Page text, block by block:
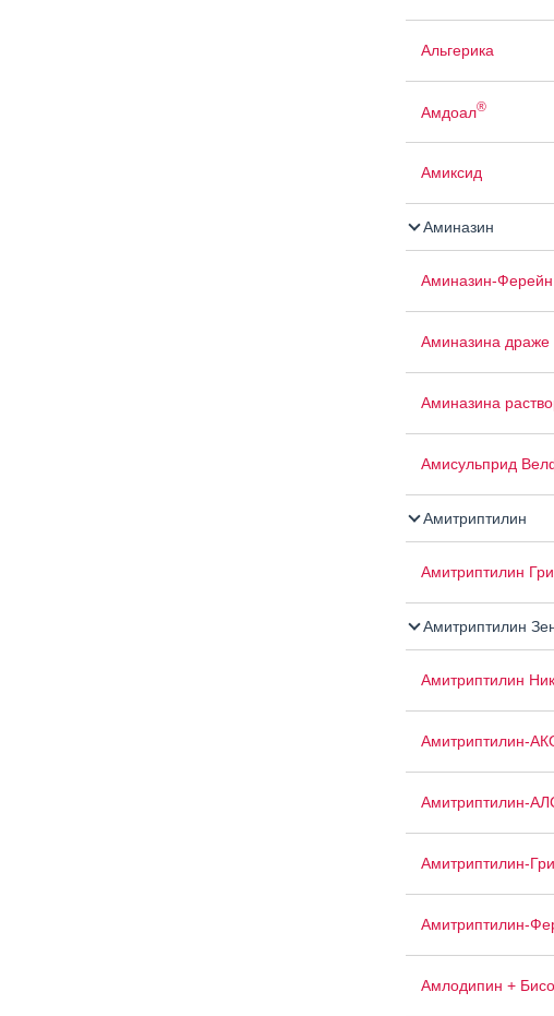
Альгерика
Амдоал®
Амиксид
Аминазин
Аминазин-Ферейн
Аминазина драже
Аминазина
Амисульприд
Амитриптилин
Амитриптилин
Амитриптилин
Амитриптилин
Амитриптилин-
Амитриптилин-
Амитриптилин-
Амитриптилин-
Амлодипин +